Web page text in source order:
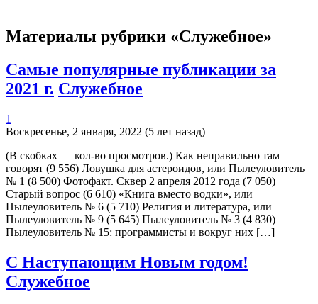
Материалы рубрики «Служебное»
Самые популярные публикации за
2021 г. Служебное
1
Воскресенье, 2 января, 2022 (5 лет назад)
(В скобках — кол-во просмотров.) Как неправильно там
говорят (9 556) Ловушка для астероидов, или Пылеуловитель
№ 1 (8 500) Фотофакт. Сквер 2 апреля 2012 года (7 050)
Старый вопрос (6 610) «Книга вместо водки», или
Пылеуловитель № 6 (5 710) Религия и литература, или
Пылеуловитель № 9 (5 645) Пылеуловитель № 3 (4 830)
Пылеуловитель № 15: программисты и вокруг них […]
С Наступающим Новым годом!
Служебное